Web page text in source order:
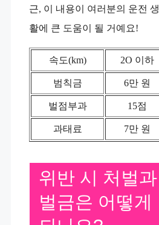
근, 이 내용이 여러분의 운전 생
활에 큰 도움이 될 거예요!
속도(km) 2O 이하
범칙금 6만 원
벌점부과 15점
과태료 7만 원
위반 시 처벌과
벌금은 어떻게